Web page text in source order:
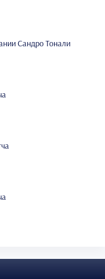
Сандро Тонали